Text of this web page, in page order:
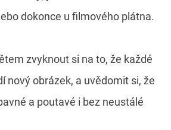
dokonce u filmového plátna.
zvyknout si na to, že každé
nový obrázek, a uvědomit si, že
a poutavé i bez neustálé